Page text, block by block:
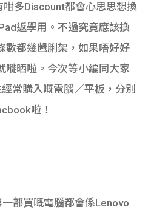
多Discount都會心思思想換
返學用。不過究竟應該換
數都幾乸脷架，如果唔好好
嘥晒啦。今次等小編同大家
常購入嘅電腦／平板，分別
啦！
部買嘅電腦都會係Lenovo